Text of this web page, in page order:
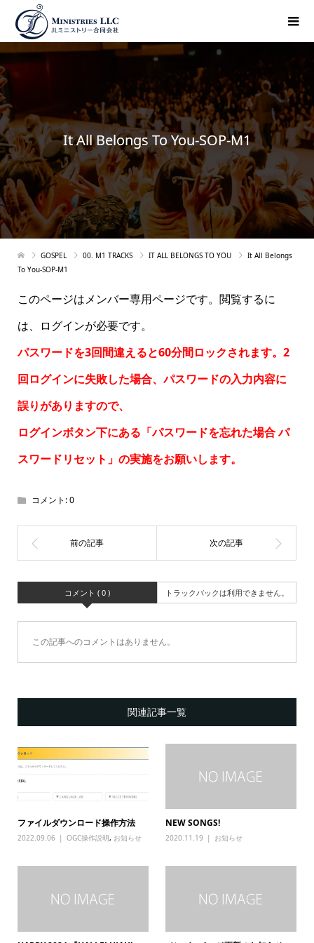
It All Belongs To You-SOP-M1
GOSPEL 00. M1 TRACKS IT ALL BELONGS TO YOU
It All Belongs
To You-SOP-M1
このページはメンバー専用ページです。閲覧するに
は、ログインが必要です。
パスワードを3回間違えると60分間ロックされます。2
回ログインに失敗した場合、パスワードの入力内容に
誤りがありますので、
ログインボタン下にある「パスワードを忘れた場合パ
スワードリセット 」の実施をお願いします。
コメント:0
コメント ( 0 ) トラックバックは利用できません。
この記事へのコメントはありません。
関連記事一覧
ファイルダウンロード操作方法
2022.09.06 OGC操作説明, お知らせ
NEW SONGS!
2020.11.19 お知らせ